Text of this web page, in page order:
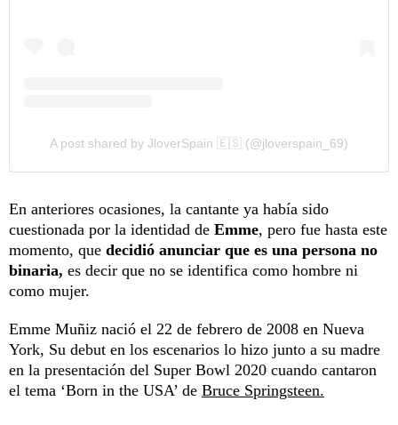
A post shared by JloverSpain 🇪🇸 (@jloverspain_69)
En anteriores ocasiones, la cantante ya había sido
cuestionada por la identidad de Emme, pero fue hasta este
momento, que decidió anunciar que es una persona no
binaria, es decir que no se identifica como hombre ni
como mujer.
Emme Muñiz nació el 22 de febrero de 2008 en Nueva
York, Su debut en los escenarios lo hizo junto a su madre
en la presentación del Super Bowl 2020 cuando cantaron
el tema ‘Born in the USA’ de Bruce Springsteen.